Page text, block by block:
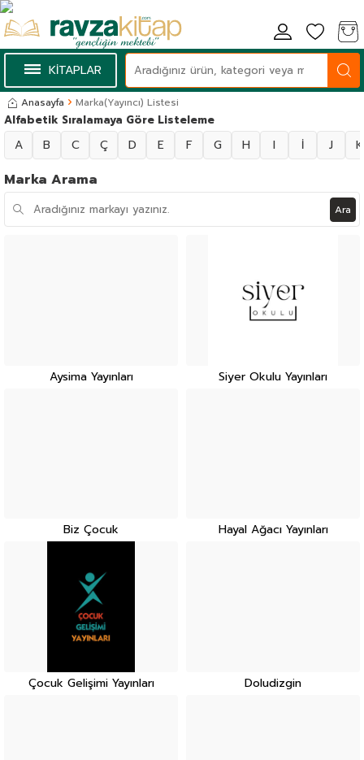
KİTAPLAR
Anasayfa Marka(Yayıncı) Listesi
Alfabetik Sıralamaya Göre Listeleme
A B C Ç D E F G H I İ J K
Marka Arama
Ara
Aysima Yayınları Siyer Okulu Yayınları
Biz Çocuk Hayal Ağacı Yayınları
Çocuk Gelişimi Yayınları Doludizgin